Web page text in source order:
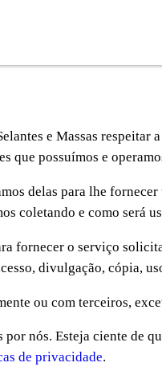
e Massas respeitar
que possuímos e
delas para lhe
coletando e como será
fornecer o serviço
divulgação, cópia,
ou com terceiros,
nós. Esteja ciente de
de privacidade.